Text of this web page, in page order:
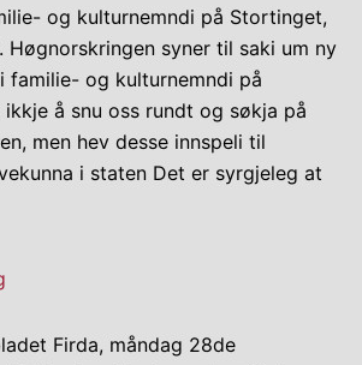
og kulturnemndi på Stortinget,
Høgnorskringen syner til saki um ny
familie- og kulturnemndi på
å snu oss rundt og søkja på
men hev desse innspeli til
i staten Det er syrgjeleg at
Firda, måndag 28de